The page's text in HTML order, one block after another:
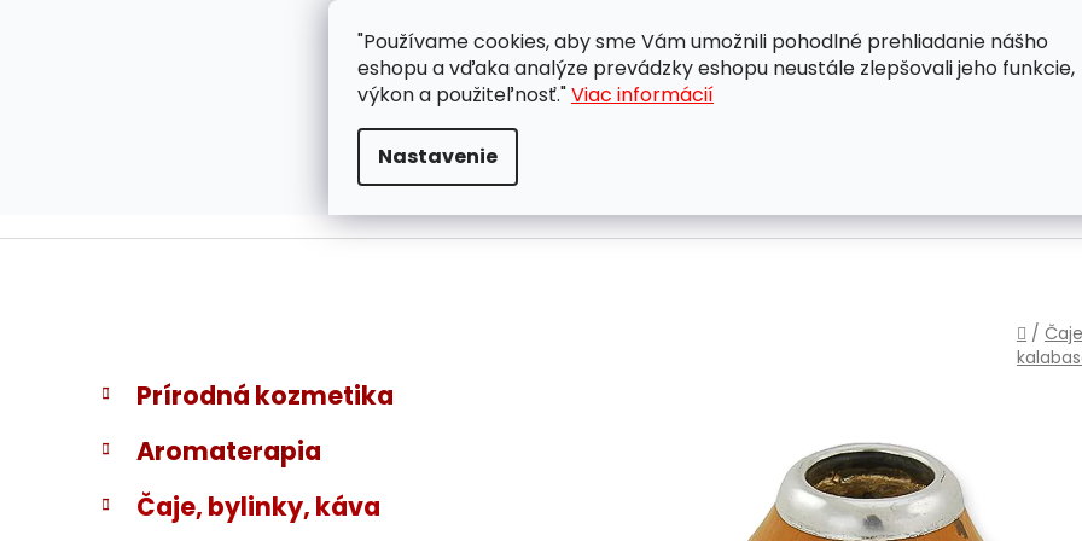
"Používame cookies, aby sme Vám umožnili pohodlné prehliadanie nášho
eshopu a vďaka analýze prevádzky eshopu neustále zlepšovali jeho funkcie,
výkon a použiteľnosť."Viac informácií
Nastavenie
ZÁKAZNÍCKA PODPORA OBCHODNÉ PODMIENKY OCHRANA OSOBNÝCH
/
B
č
ý
Preskočiť
kategórie
K
a
t
e
ó
Prírodná kozmetika
Aromaterapia
Čaje, bylinky, káva